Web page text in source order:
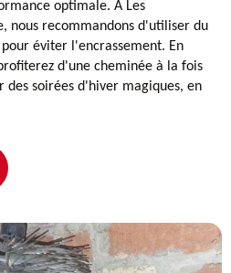
optimale. À Les
nous recommandons d'utiliser du
éviter l'encrassement. En
d'une cheminée à la fois
des soirées d'hiver magiques, en